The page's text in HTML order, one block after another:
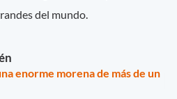
del mundo.
enorme morena de más de un